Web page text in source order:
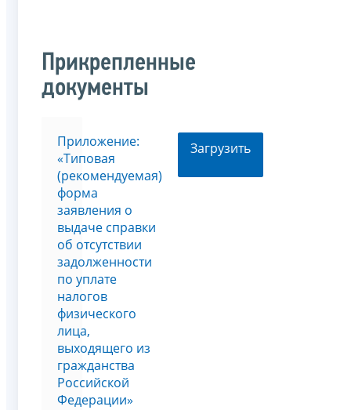
Прикрепленные
документы
Приложение:
«Типовая
(рекомендуемая)
форма
заявления о
выдаче справки
об отсутствии
задолженности
по уплате
налогов
физического
лица,
выходящего из
гражданства
Российской
Федерации»
Загрузить